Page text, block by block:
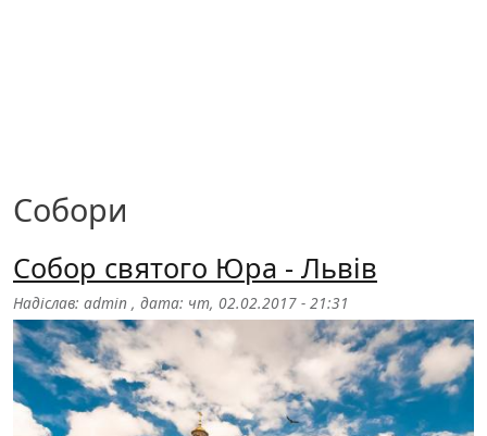
Собори
Собор святого Юра - Львів
Надіслав: admin , дата: чт, 02.02.2017 - 21:31